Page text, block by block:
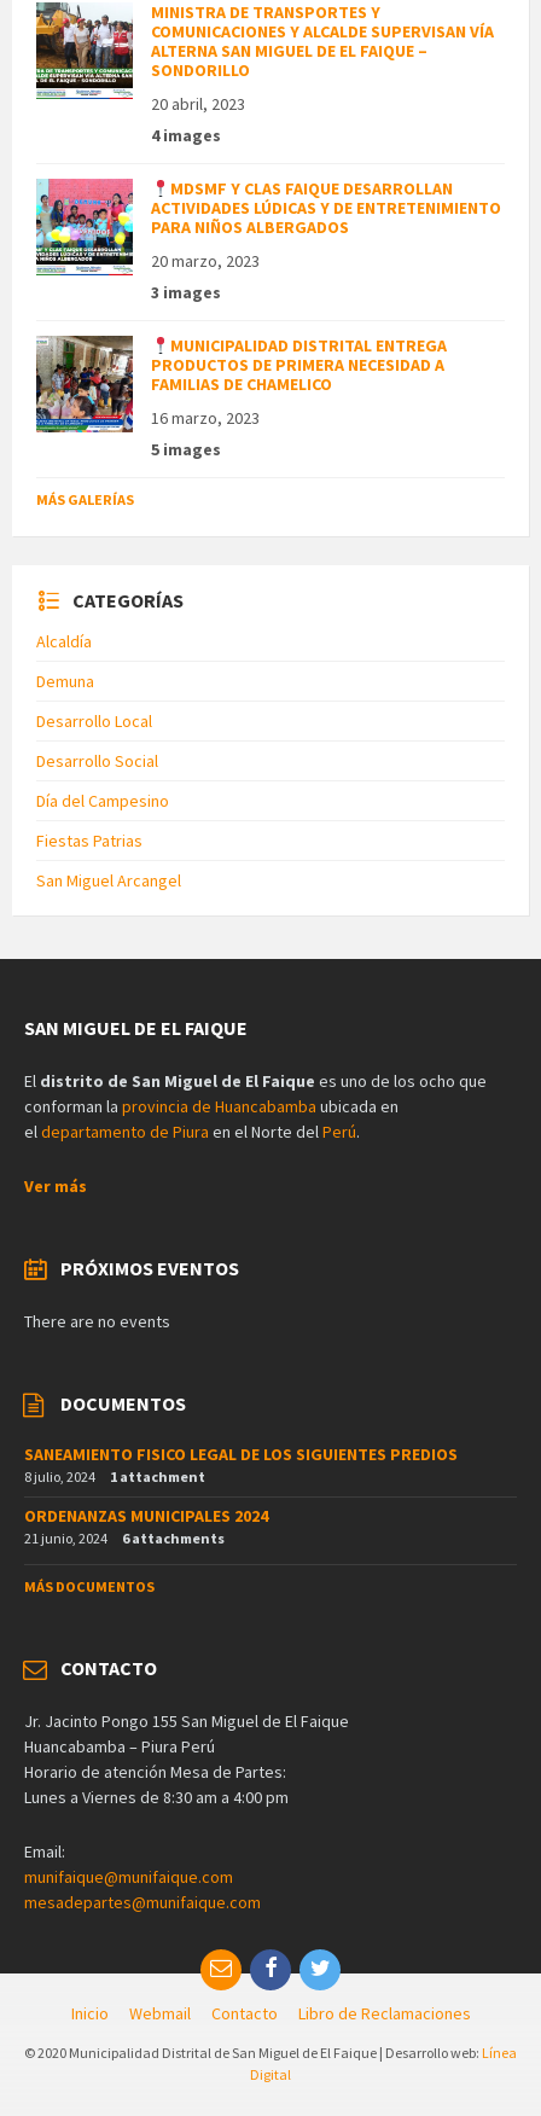
MINISTRA DE TRANSPORTES Y
COMUNICACIONES Y ALCALDE SUPERVISAN VÍA
ALTERNA SAN MIGUEL DE EL FAIQUE –
SONDORILLO
20 abril, 2023
4 images
MDSMF Y CLAS FAIQUE DESARROLLAN
ACTIVIDADES LÚDICAS Y DE ENTRETENIMIENTO
PARA NIÑOS ALBERGADOS
20 marzo, 2023
3 images
MUNICIPALIDAD DISTRITAL ENTREGA
PRODUCTOS DE PRIMERA NECESIDAD A
FAMILIAS DE CHAMELICO
16 marzo, 2023
5 images
MÁS GALERÍAS
CATEGORÍAS
Alcaldía
Demuna
Desarrollo Local
Desarrollo Social
Día del Campesino
Fiestas Patrias
San Miguel Arcangel
SAN MIGUEL DE EL FAIQUE
El distrito de San Miguel de El Faique es uno de los ocho que
conforman la provincia de Huancabamba ubicada en
eldepartamento de Piura en el Norte delPerú.
Ver más
PRÓXIMOS EVENTOS
There are no events
DOCUMENTOS
SANEAMIENTO FISICO LEGAL DE LOS SIGUIENTES PREDIOS
8 julio, 2024 1 attachment
ORDENANZAS MUNICIPALES 2024
21 junio, 2024 6 attachments
MÁS DOCUMENTOS
CONTACTO
Jr. Jacinto Pongo 155 San Miguel de El Faique
Huancabamba – Piura Perú
Horario de atención Mesa de Partes:
Lunes a Viernes de 8:30 am a 4:00 pm
Email:
munifaique@munifaique.com
mesadepartes@munifaique.com
Inicio Webmail Contacto Libro de Reclamaciones
© 2020 Municipalidad Distrital de San Miguel de El Faique | Desarrollo web: Línea
Digital